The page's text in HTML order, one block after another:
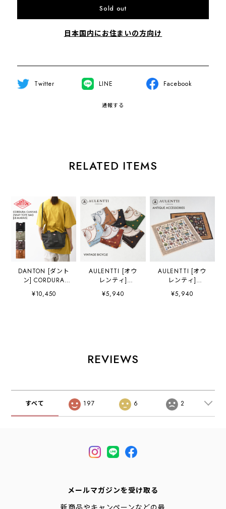
Sold out
日本国内にお住まいの方向け
Twitter LINE Facebook
通報する
RELATED ITEMS
DANTON [ダント
ン] CORDURA
CANVAS 2WAY
TOTE BAG〈LE-
[2026AW]
¥10,450
AULENTTI [オウ
レンティ]
VINTAGE
BICYCLE(自転車)
わいい・ LADY'S
[2026AW]
¥5,940
AULENTTI [オウ
レンティ]
ANTIQUE
ACCESSORIES(ア
¥5,940
REVIEWS
すべて 197 6 2
メールマガジンを受け取る